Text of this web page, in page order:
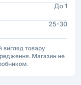
До 1
25-30
вигляд товару
Магазин не